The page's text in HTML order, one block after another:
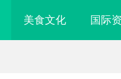
美食文化 国际